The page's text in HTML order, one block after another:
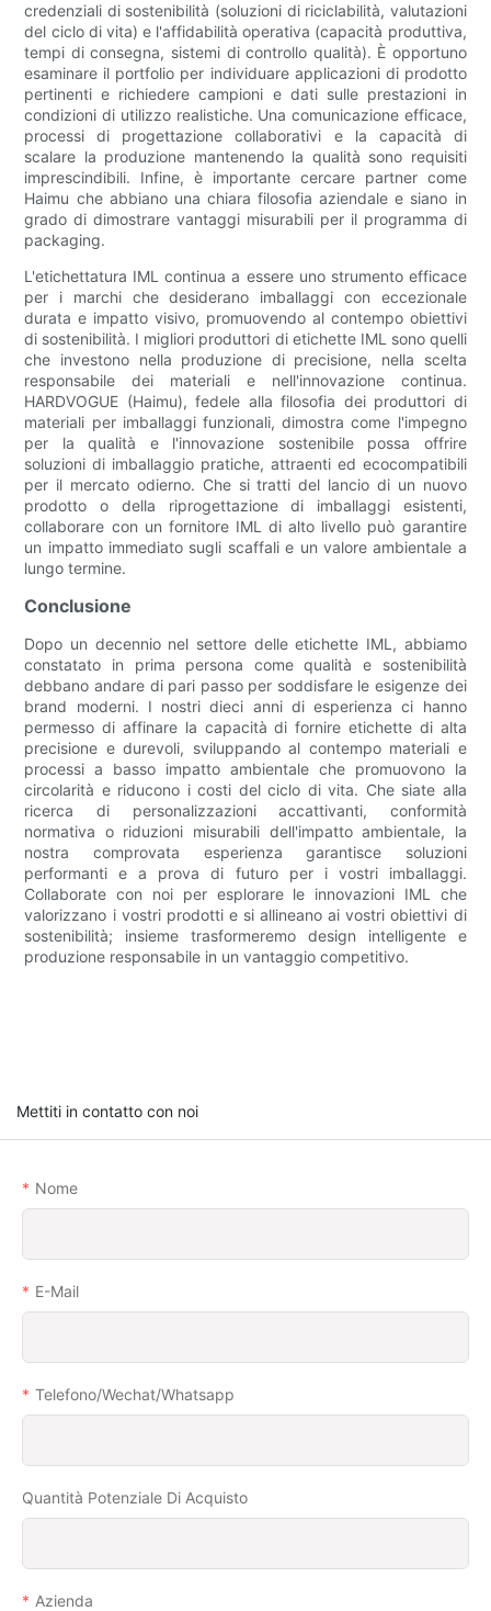
credenziali di sostenibilità (soluzioni di riciclabilità, valutazioni
del ciclo di vita) e l'affidabilità operativa (capacità produttiva,
tempi di consegna, sistemi di controllo qualità). È opportuno
esaminare il portfolio per individuare applicazioni di prodotto
pertinenti e richiedere campioni e dati sulle prestazioni in
condizioni di utilizzo realistiche. Una comunicazione efficace,
processi di progettazione collaborativi e la capacità di
scalare la produzione mantenendo la qualità sono requisiti
imprescindibili. Infine, è importante cercare partner come
Haimu che abbiano una chiara filosofia aziendale e siano in
grado di dimostrare vantaggi misurabili per il programma di
packaging.
L'etichettatura IML continua a essere uno strumento efficace
per i marchi che desiderano imballaggi con eccezionale
durata e impatto visivo, promuovendo al contempo obiettivi
di sostenibilità. I ​​migliori produttori di etichette IML sono quelli
che investono nella produzione di precisione, nella scelta
responsabile dei materiali e nell'innovazione continua.
HARDVOGUE (Haimu), fedele alla filosofia dei produttori di
materiali per imballaggi funzionali, dimostra come l'impegno
per la qualità e l'innovazione sostenibile possa offrire
soluzioni di imballaggio pratiche, attraenti ed ecocompatibili
per il mercato odierno. Che si tratti del lancio di un nuovo
prodotto o della riprogettazione di imballaggi esistenti,
collaborare con un fornitore IML di alto livello può garantire
un impatto immediato sugli scaffali e un valore ambientale a
lungo termine.
Conclusione
Dopo un decennio nel settore delle etichette IML, abbiamo
constatato in prima persona come qualità e sostenibilità
debbano andare di pari passo per soddisfare le esigenze dei
brand moderni. I nostri dieci anni di esperienza ci hanno
permesso di affinare la capacità di fornire etichette di alta
precisione e durevoli, sviluppando al contempo materiali e
processi a basso impatto ambientale che promuovono la
circolarità e riducono i costi del ciclo di vita. Che siate alla
ricerca di personalizzazioni accattivanti, conformità
normativa o riduzioni misurabili dell'impatto ambientale, la
nostra comprovata esperienza garantisce soluzioni
performanti e a prova di futuro per i vostri imballaggi.
Collaborate con noi per esplorare le innovazioni IML che
valorizzano i vostri prodotti e si allineano ai vostri obiettivi di
sostenibilità; insieme trasformeremo design intelligente e
produzione responsabile in un vantaggio competitivo.
Mettiti in contatto con noi
Nome
E-Mail
Telefono/wechat/whatsapp
Quantità Potenziale Di Acquisto
Azienda